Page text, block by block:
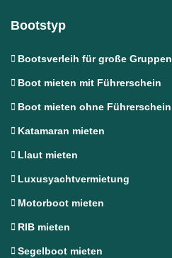
Bootstyp
Bootsverleih für große Gruppen
Boot mieten mit Führerschein
Boot mieten ohne Führerschein
Katamaran mieten
Llaut mieten
Luxusyachtvermietung
Motorboot mieten
RIB mieten
Segelboot mieten